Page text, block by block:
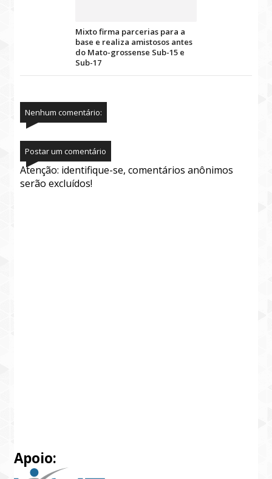
Mixto firma parcerias para a
base e realiza amistosos antes
do Mato-grossense Sub-15 e
Sub-17
Nenhum comentário:
Postar um comentário
Atenção: identifique-se, comentários anônimos
serão excluídos!
Apoio: